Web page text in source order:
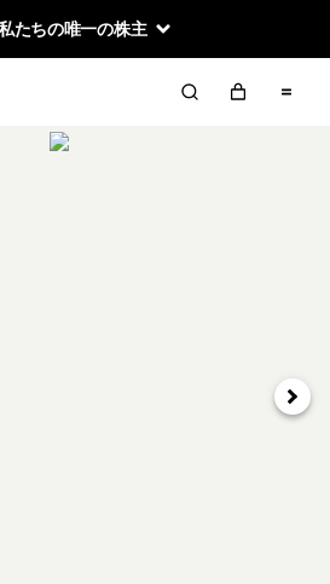
たちの唯一の株主
次へ